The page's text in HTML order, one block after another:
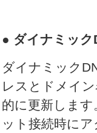
● ダイナミック
ダイナミック
レスとドメイ
的に更新しま
ット接続時に